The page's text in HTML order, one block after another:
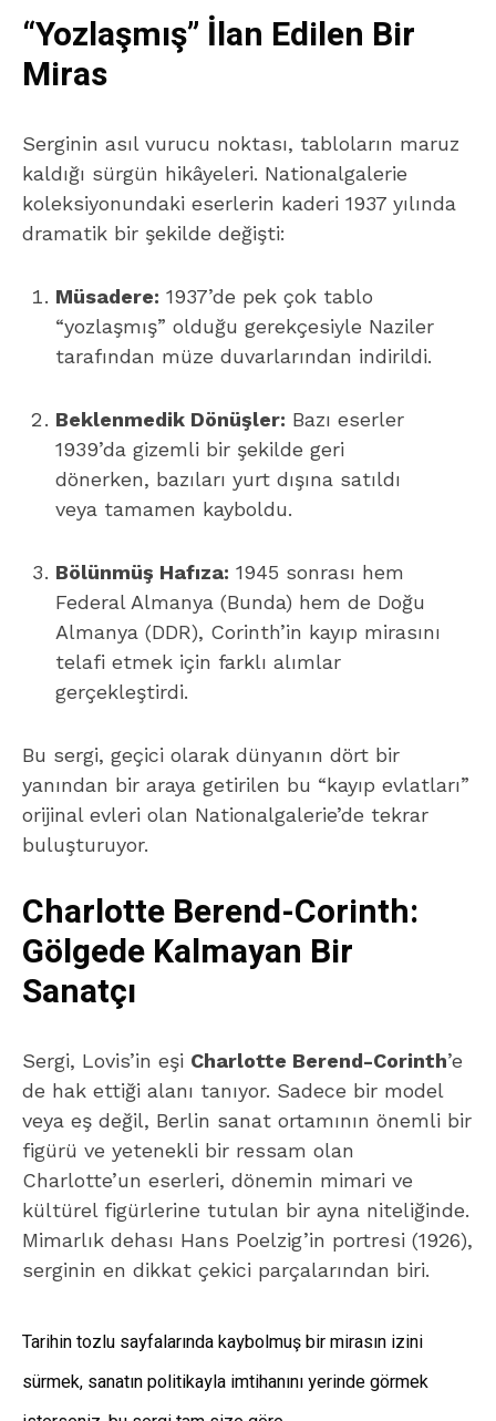
“Yozlaşmış” İlan Edilen Bir
Miras
Serginin asıl vurucu noktası, tabloların maruz
kaldığı sürgün hikâyeleri. Nationalgalerie
koleksiyonundaki eserlerin kaderi 1937 yılında
dramatik bir şekilde değişti:
Müsadere: 1937’de pek çok tablo
“yozlaşmış” olduğu gerekçesiyle Naziler
tarafından müze duvarlarından indirildi.
Beklenmedik Dönüşler: Bazı eserler
1939’da gizemli bir şekilde geri
dönerken, bazıları yurt dışına satıldı
veya tamamen kayboldu.
Bölünmüş Hafıza: 1945 sonrası hem
Federal Almanya (Bunda) hem de Doğu
Almanya (DDR), Corinth’in kayıp mirasını
telafi etmek için farklı alımlar
gerçekleştirdi.
Bu sergi, geçici olarak dünyanın dört bir
yanından bir araya getirilen bu “kayıp evlatları”
orijinal evleri olan Nationalgalerie’de tekrar
buluşturuyor.
Charlotte Berend-Corinth:
Gölgede Kalmayan Bir
Sanatçı
Sergi, Lovis’in eşi Charlotte Berend-Corinth’e
de hak ettiği alanı tanıyor. Sadece bir model
veya eş değil, Berlin sanat ortamının önemli bir
figürü ve yetenekli bir ressam olan
Charlotte’un eserleri, dönemin mimari ve
kültürel figürlerine tutulan bir ayna niteliğinde.
Mimarlık dehası Hans Poelzig’in portresi (1926),
serginin en dikkat çekici parçalarından biri.
Tarihin tozlu sayfalarında kaybolmuş bir mirasın izini
sürmek, sanatın politikayla imtihanını yerinde görmek